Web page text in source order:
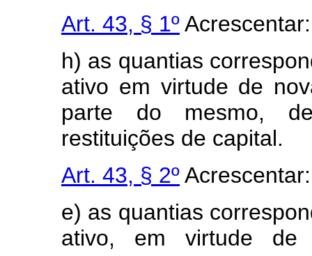
Art. 43, § 1ºAcrescentar:
h) as quantias
ativo em virtude de
parte do mesmo,
restituições de capital.
Art. 43, § 2ºAcrescentar:
e) as quantias
ativo, em virtude de